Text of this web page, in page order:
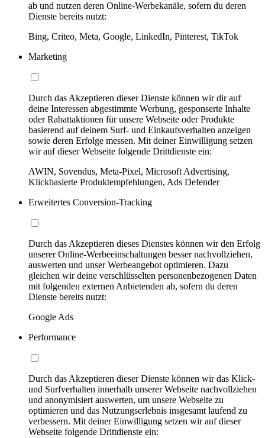
ab und nutzen deren Online-Werbekanäle, sofern du deren
Dienste bereits nutzt:
Bing, Criteo, Meta, Google, LinkedIn, Pinterest, TikTok
Marketing
Durch das Akzeptieren dieser Dienste können wir dir auf
deine Interessen abgestimmte Werbung, gesponserte Inhalte
oder Rabattaktionen für unsere Webseite oder Produkte
basierend auf deinem Surf- und Einkaufsverhalten anzeigen
sowie deren Erfolge messen. Mit deiner Einwilligung setzen
wir auf dieser Webseite folgende Drittdienste ein:
AWIN, Sovendus, Meta-Pixel, Microsoft Advertising,
Klickbasierte Produktempfehlungen, Ads Defender
Erweitertes Conversion-Tracking
Durch das Akzeptieren dieses Dienstes können wir den Erfolg
unserer Online-Werbeeinschaltungen besser nachvollziehen,
auswerten und unser Werbeangebot optimieren. Dazu
gleichen wir deine verschlüsselten personenbezogenen Daten
mit folgenden externen Anbietenden ab, sofern du deren
Dienste bereits nutzt:
Google Ads
Performance
Durch das Akzeptieren dieser Dienste können wir das Klick-
und Surfverhalten innerhalb unserer Webseite nachvollziehen
und anonymisiert auswerten, um unsere Webseite zu
optimieren und das Nutzungserlebnis insgesamt laufend zu
verbessern. Mit deiner Einwilligung setzen wir auf dieser
Webseite folgende Drittdienste ein: